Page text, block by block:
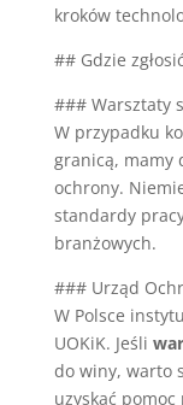
kroków
## Gdzie
### Warsztaty
W przypadku
granicą, mamy
ochrony.
standardy
branżowych.
### Urząd
W Polsce
UOKiK. Jeśli
do winy, warto
uzyskać